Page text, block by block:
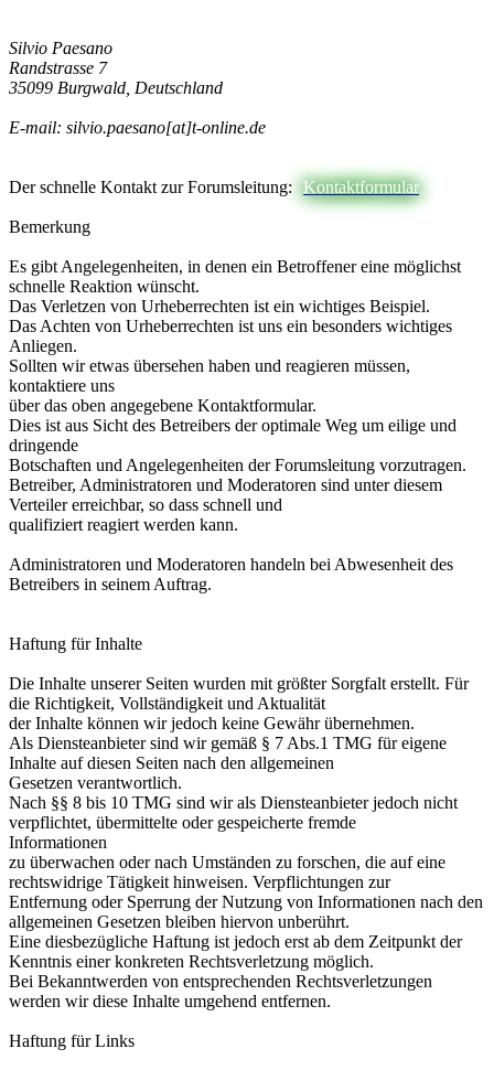
Silvio Paesano
Randstrasse 7
35099 Burgwald, Deutschland
E-mail: silvio.paesano[at]t-online.de
Der schnelle Kontakt zur Forumsleitung: Kontaktformular
Bemerkung
Es gibt Angelegenheiten, in denen ein Betroffener eine möglichst
schnelle Reaktion wünscht.
Das Verletzen von Urheberrechten ist ein wichtiges Beispiel.
Das Achten von Urheberrechten ist uns ein besonders wichtiges
Anliegen.
Sollten wir etwas übersehen haben und reagieren müssen,
kontaktiere uns
über das oben angegebene Kontaktformular.
Dies ist aus Sicht des Betreibers der optimale Weg um eilige und
dringende
Botschaften und Angelegenheiten der Forumsleitung vorzutragen.
Betreiber, Administratoren und Moderatoren sind unter diesem
Verteiler erreichbar, so dass schnell und
qualifiziert reagiert werden kann.
Administratoren und Moderatoren handeln bei Abwesenheit des
Betreibers in seinem Auftrag.
Haftung für Inhalte
Die Inhalte unserer Seiten wurden mit größter Sorgfalt erstellt. Für
die Richtigkeit, Vollständigkeit und Aktualität
der Inhalte können wir jedoch keine Gewähr übernehmen.
Als Diensteanbieter sind wir gemäß § 7 Abs.1 TMG für eigene
Inhalte auf diesen Seiten nach den allgemeinen
Gesetzen verantwortlich.
Nach §§ 8 bis 10 TMG sind wir als Diensteanbieter jedoch nicht
verpflichtet, übermittelte oder gespeicherte fremde
Informationen
zu überwachen oder nach Umständen zu forschen, die auf eine
rechtswidrige Tätigkeit hinweisen. Verpflichtungen zur
Entfernung oder Sperrung der Nutzung von Informationen nach den
allgemeinen Gesetzen bleiben hiervon unberührt.
Eine diesbezügliche Haftung ist jedoch erst ab dem Zeitpunkt der
Kenntnis einer konkreten Rechtsverletzung möglich.
Bei Bekanntwerden von entsprechenden Rechtsverletzungen
werden wir diese Inhalte umgehend entfernen.
Haftung für Links